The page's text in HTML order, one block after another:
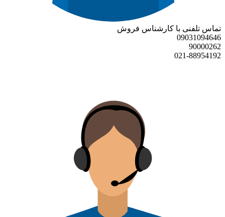
تماس تلفنی با کارشناس فروش
09031094646
90000262
021-88954192